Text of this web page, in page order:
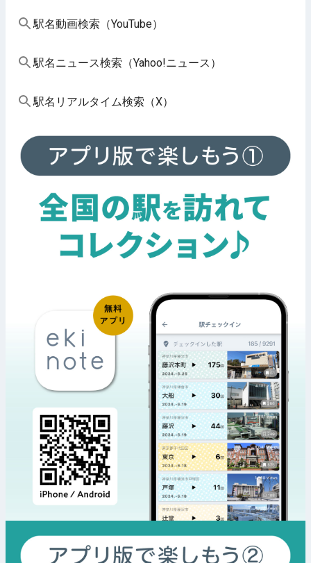
駅名動画検索（YouTube）
駅名ニュース検索（Yahoo!ニュース）
駅名リアルタイム検索（X）